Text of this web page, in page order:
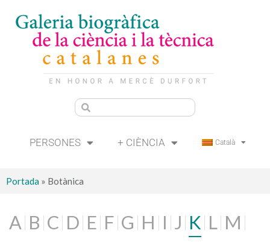
PERSONES + CIÈNCIA Català
Portada » Botànica
A B C D E F G H I J K L M